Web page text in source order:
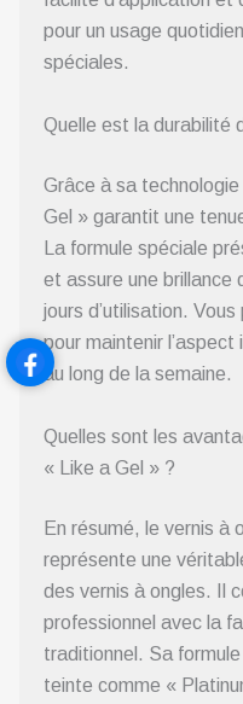
pour un usage
spéciales.
Quelle est la durabilité
Grâce à sa
Gel » garantit une
La formule spéciale
et assure une brillance
jours d’utilisation.
pour maintenir
au long de la semaine.
Quelles sont les
« Like a Gel » ?
En résumé, le vernis à
représente une
des vernis à ongles. Il
professionnel avec la
traditionnel. Sa
teinte comme «